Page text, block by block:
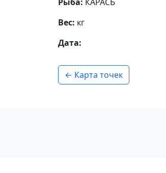
Вес: кг
Дата:
← Карта точек